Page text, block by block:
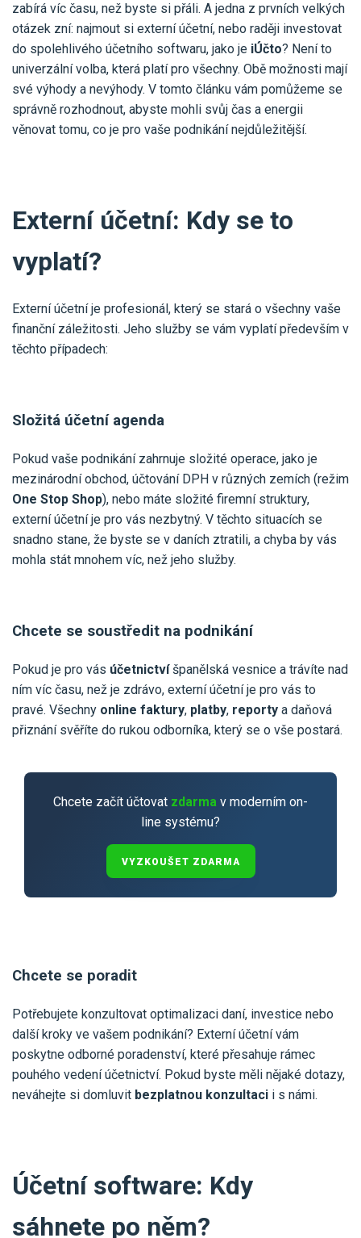
zabírá víc času, než byste si přáli. A jedna z prvních velkých
otázek zní: najmout si externí účetní, nebo raději investovat
do spolehlivého účetního softwaru, jako je iÚčto? Není to
univerzální volba, která platí pro všechny. Obě možnosti mají
své výhody a nevýhody. V tomto článku vám pomůžeme se
správně rozhodnout, abyste mohli svůj čas a energii
věnovat tomu, co je pro vaše podnikání nejdůležitější.
Externí účetní: Kdy se to
vyplatí?
Externí účetní je profesionál, který se stará o všechny vaše
finanční záležitosti. Jeho služby se vám vyplatí především v
těchto případech:
Složitá účetní agenda
Pokud vaše podnikání zahrnuje složité operace, jako je
mezinárodní obchod, účtování DPH v různých zemích (režim
One Stop Shop), nebo máte složité firemní struktury,
externí účetní je pro vás nezbytný. V těchto situacích se
snadno stane, že byste se v daních ztratili, a chyba by vás
mohla stát mnohem víc, než jeho služby.
Chcete se soustředit na podnikání
Pokud je pro vás účetnictvíšpanělská vesnice a trávíte nad
ním víc času, než je zdrávo, externí účetní je pro vás to
pravé. Všechny online faktury, platby, reporty a daňová
přiznání svěříte do rukou odborníka, který se o vše postará.
Chcete začít účtovat zdarma v moderním on-
line systému?
VYZKOUŠET ZDARMA
Chcete se poradit
Potřebujete konzultovat optimalizaci daní, investice nebo
další kroky ve vašem podnikání? Externí účetní vám
poskytne odborné poradenství, které přesahuje rámec
pouhého vedení účetnictví. Pokud byste měli nějaké dotazy,
neváhejte si domluvit bezplatnou konzultaci i s námi.
Účetní software: Kdy
sáhnete po něm?